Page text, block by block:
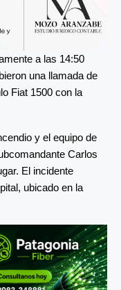
a las 14:50
una llamada de
Fiat 1500 con la
y el equipo de
Carlos
El incidente
ubicado en la